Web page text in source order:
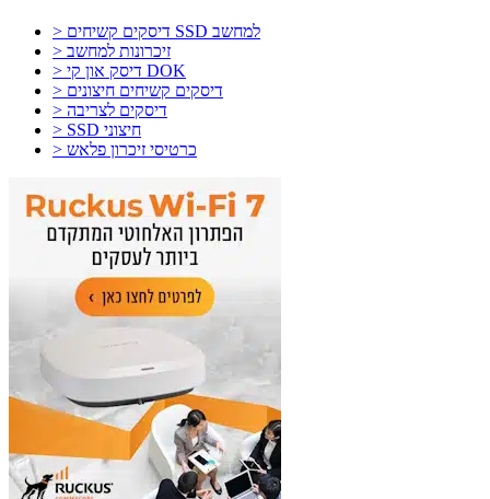
> דיסקים קשיחים SSD למחשב
> זיכרונות למחשב
> דיסק און קי DOK
> דיסקים קשיחים חיצונים
> דיסקים לצריבה
> SSD חיצוני
> כרטיסי זיכרון פלאש